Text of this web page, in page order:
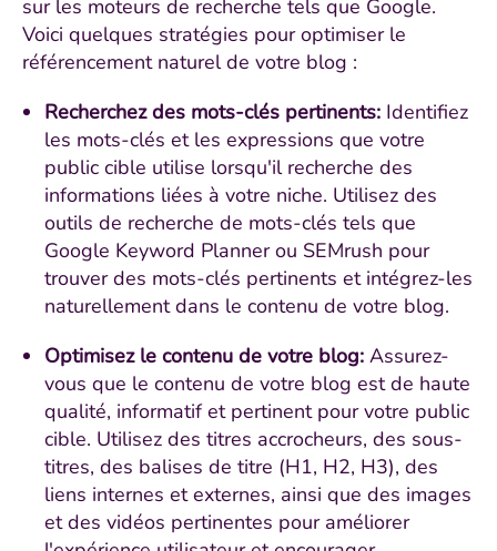
sur les moteurs de recherche tels que Google.
Voici quelques stratégies pour optimiser le
référencement naturel de votre blog :
Recherchez des mots-clés pertinents: Identifiez
les mots-clés et les expressions que votre
public cible utilise lorsqu'il recherche des
informations liées à votre niche. Utilisez des
outils de recherche de mots-clés tels que
Google Keyword Planner ou SEMrush pour
trouver des mots-clés pertinents et intégrez-les
naturellement dans le contenu de votre blog.
Optimisez le contenu de votre blog: Assurez-
vous que le contenu de votre blog est de haute
qualité, informatif et pertinent pour votre public
cible. Utilisez des titres accrocheurs, des sous-
titres, des balises de titre (H1, H2, H3), des
liens internes et externes, ainsi que des images
et des vidéos pertinentes pour améliorer